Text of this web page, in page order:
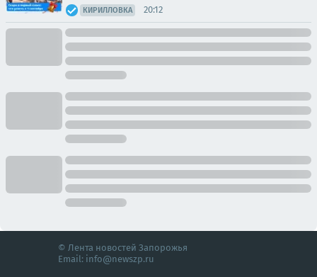
КИРИЛЛОВКА 20:12
© Лента новостей Запорожья
Email: info@newszp.ru